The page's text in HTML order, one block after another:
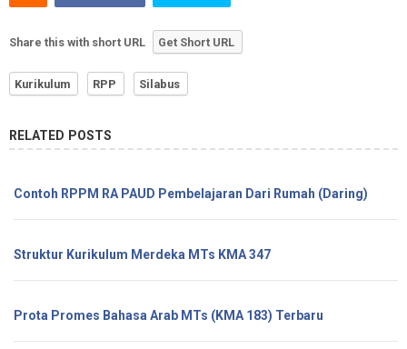
Share this with short URL Get Short URL
Kurikulum RPP Silabus
RELATED POSTS
Contoh RPPM RA PAUD Pembelajaran Dari Rumah (Daring)
Struktur Kurikulum Merdeka MTs KMA 347
Prota Promes Bahasa Arab MTs (KMA 183) Terbaru